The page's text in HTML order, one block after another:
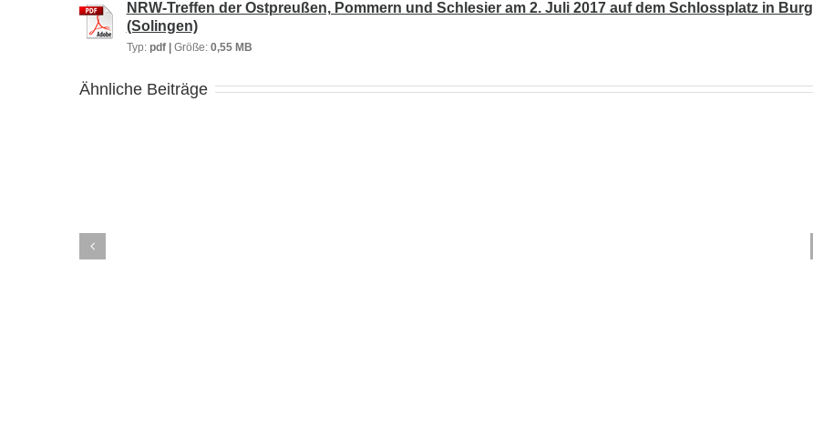
NRW-Treffen der Ostpreußen, Pommern und Schlesier am 2. Juli 2017 auf dem Schlossplatz in Burg
(Solingen)
Typ:pdf | Größe: 0,55 MB
Ähnliche Beiträge